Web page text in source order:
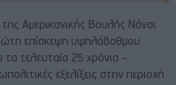
Αμερικανικής Βουλής Νάνσι
επίσκεψη υψηλόβαθμου
τελευταία 25 χρόνια –
εξελίξεις στην περιοχή